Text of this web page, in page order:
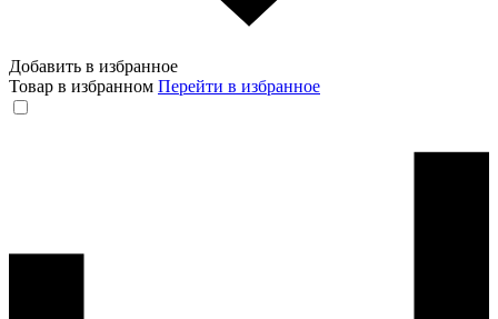
Добавить в избранное
Товар в избранном Перейти в избранное